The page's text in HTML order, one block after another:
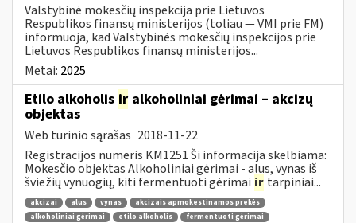
Valstybinė mokesčių inspekcija prie Lietuvos
Respublikos finansų ministerijos (toliau ― VMI prie FM)
informuoja, kad Valstybinės mokesčių inspekcijos prie
Lietuvos Respublikos finansų ministerijos...
Metai: 2025
Etilo alkoholis ir alkoholiniai gėrimai – akcizų
objektas
Web turinio sąrašas 2018-11-22
Registracijos numeris KM1251 Ši informacija skelbiama:
Mokesčio objektas Alkoholiniai gėrimai - alus, vynas iš
šviežių vynuogių, kiti fermentuoti gėrimai ir tarpiniai...
akcizai alus vynas
akcizais apmokestinamos prekės
alkoholiniai gėrimai
etilo alkoholis
fermentuoti gėrimai